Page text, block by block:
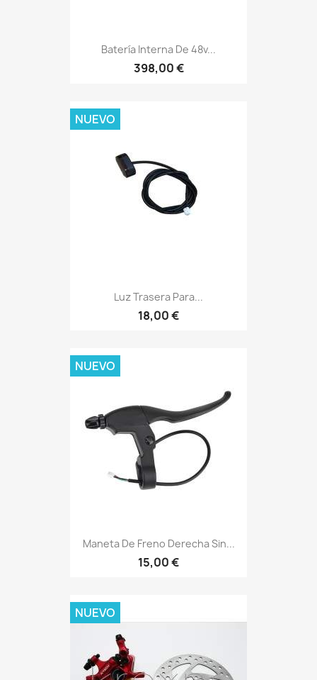
Batería Interna De 48v...
398,00 €
Luz Trasera Para...
18,00 €
NUEVO
Maneta De Freno Derecha Sin...
15,00 €
NUEVO
NUEVO